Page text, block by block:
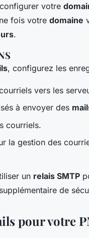
votre
fois votre domaine
.
, configurez les
vers les
à envoyer des
courriels.
la gestion des
un relais SMTP
de
pour votre